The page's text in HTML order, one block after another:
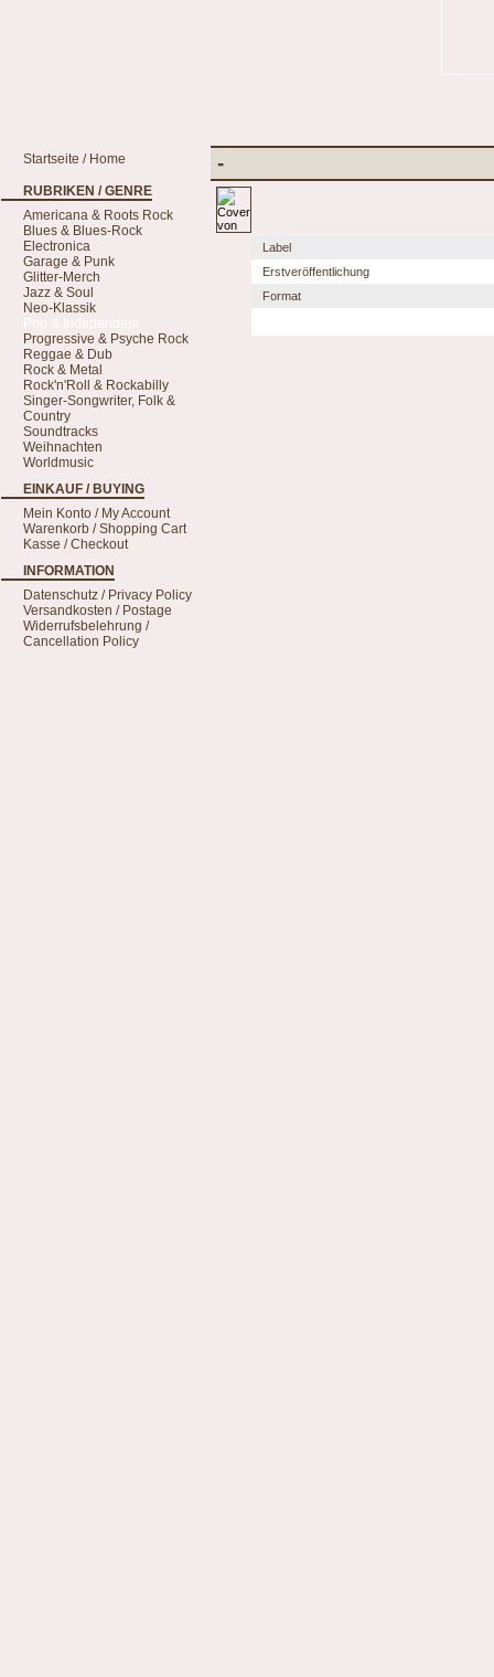
Startseite / Home
RUBRIKEN / GENRE
Americana & Roots Rock
Blues & Blues-Rock
Electronica
Garage & Punk
Glitter-Merch
Jazz & Soul
Neo-Klassik
Progressive & Psyche Rock
Reggae & Dub
Rock & Metal
Rock'n'Roll & Rockabilly
Singer-Songwriter, Folk &
Country
Soundtracks
Weihnachten
Worldmusic
EINKAUF / BUYING
Mein Konto / My Account
Warenkorb / Shopping Cart
Kasse / Checkout
INFORMATION
Datenschutz / Privacy Policy
Versandkosten / Postage
Widerrufsbelehrung /
Cancellation Policy
-
Label
Erstveröffentlichung
Format